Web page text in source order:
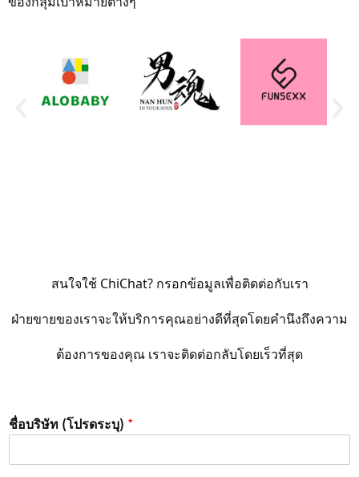
สนใจใช้ ChiChat? กรอกข้อมูลเพื่อติดต่อกับเรา
ฝ่ายขายของเราจะให้บริการคุณอย่างดีที่สุดโดยคำนึงถึงความ
ต้องการของคุณ เราจะติดต่อกลับโดยเร็วที่สุด
ชื่อบริษัท (โปรดระบุ) *